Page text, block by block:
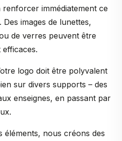
immédiatement ce
images de lunettes,
de verres peuvent être
logo doit être polyvalent
sur divers supports – des
enseignes, en passant par
éléments, nous créons des